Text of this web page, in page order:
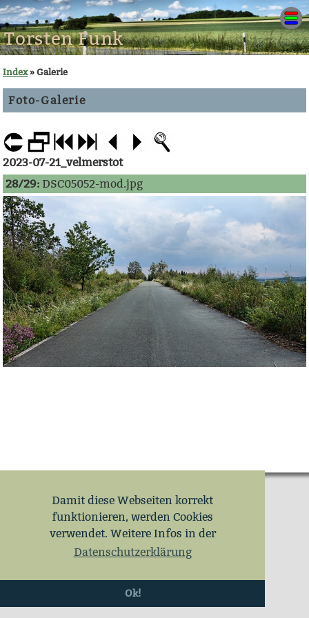
Damit diese Webseiten korrekt
funktionieren, werden Cookies
verwendet. Weitere Infos in der
Datenschutzerklärung
Ok!
Torsten Funk
Index» Galerie
Foto-Galerie
2023-07-21_velmerstot
28/29: DSC05052-mod.jpg